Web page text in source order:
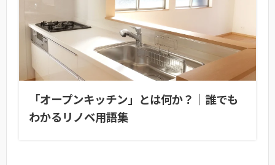
「オープンキッチン」とは何か？｜誰でも
わかるリノベ用語集